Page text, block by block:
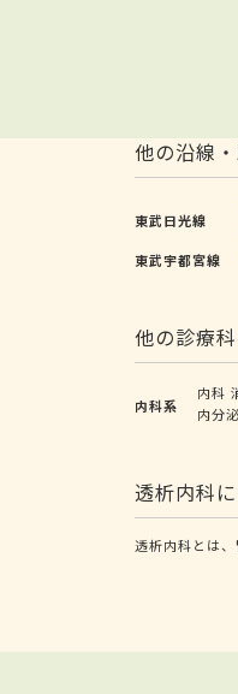
他の沿線
東武日光線
東武宇都宮線
他の診療
内科系
内科
内分
透析内科
透析内科とは